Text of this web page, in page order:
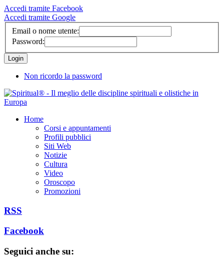
Accedi tramite Facebook
Accedi tramite Google
Email o nome utente:
Password:
Non ricordo la password
Home
Corsi e appuntamenti
Profili pubblici
Siti Web
Notizie
Cultura
Video
Oroscopo
Promozioni
RSS
Facebook
Seguici anche su: